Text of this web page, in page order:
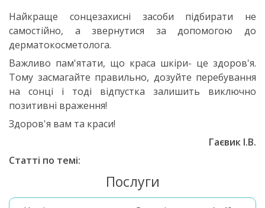
Найкраще сонцезахисні засоби підбирати не
самостійно, а звернутися за допомогою до
дерматокосметолога.
Важливо пам'ятати, що краса шкіри- це здоров'я.
Тому засмагайте правильно, дозуйте перебування
на сонці і тоді відпустка залишить виключно
позитивні враження!
Здоров'я вам та краси!
Гаєвик І.В.
Статті по темі:
Послуги